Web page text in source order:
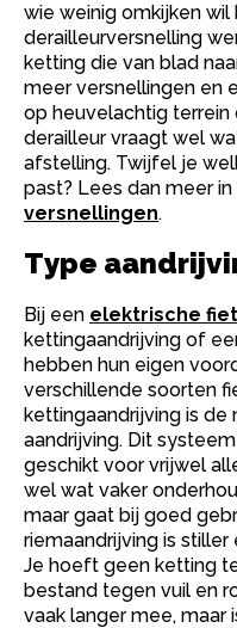
wie weinig omkijken wil
derailleurversnelling
ketting die van blad
meer versnellingen en
op heuvelachtig
derailleur vraagt wel
afstelling. Twijfel je
past? Lees dan meer in
versnellingen.
Type
Bij een elektrische
kettingaandrijving of
hebben hun eigen
verschillende soorten
kettingaandrijving is
aandrijving. Dit
geschikt voor vrijwel
wel wat vaker
maar gaat bij goed
riemaandrijving is
Je hoeft geen ketting
bestand tegen vuil en
vaak langer mee, maar